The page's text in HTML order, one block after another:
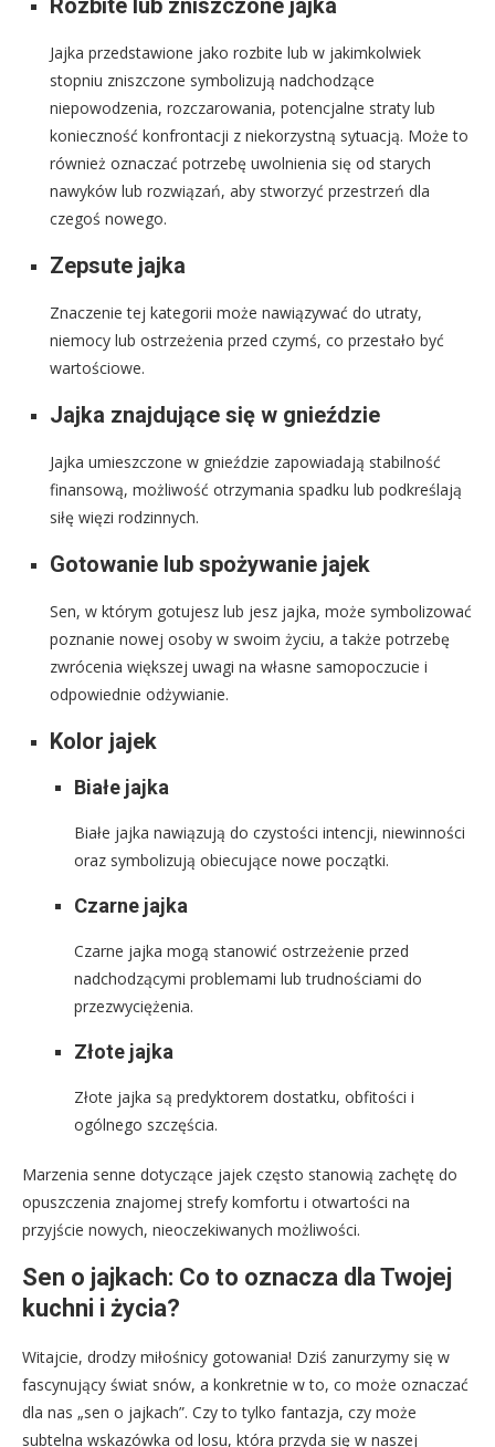
Rozbite lub zniszczone jajka
Jajka przedstawione jako rozbite lub w jakimkolwiek
stopniu zniszczone symbolizują nadchodzące
niepowodzenia, rozczarowania, potencjalne straty lub
konieczność konfrontacji z niekorzystną sytuacją. Może to
również oznaczać potrzebę uwolnienia się od starych
nawyków lub rozwiązań, aby stworzyć przestrzeń dla
czegoś nowego.
Zepsute jajka
Znaczenie tej kategorii może nawiązywać do utraty,
niemocy lub ostrzeżenia przed czymś, co przestało być
wartościowe.
Jajka znajdujące się w gnieździe
Jajka umieszczone w gnieździe zapowiadają stabilność
finansową, możliwość otrzymania spadku lub podkreślają
siłę więzi rodzinnych.
Gotowanie lub spożywanie jajek
Sen, w którym gotujesz lub jesz jajka, może symbolizować
poznanie nowej osoby w swoim życiu, a także potrzebę
zwrócenia większej uwagi na własne samopoczucie i
odpowiednie odżywianie.
Kolor jajek
Białe jajka
Białe jajka nawiązują do czystości intencji, niewinności
oraz symbolizują obiecujące nowe początki.
Czarne jajka
Czarne jajka mogą stanowić ostrzeżenie przed
nadchodzącymi problemami lub trudnościami do
przezwyciężenia.
Złote jajka
Złote jajka są predyktorem dostatku, obfitości i
ogólnego szczęścia.
Marzenia senne dotyczące jajek często stanowią zachętę do
opuszczenia znajomej strefy komfortu i otwartości na
przyjście nowych, nieoczekiwanych możliwości.
Sen o jajkach: Co to oznacza dla Twojej
kuchni i życia?
Witajcie, drodzy miłośnicy gotowania! Dziś zanurzymy się w
fascynujący świat snów, a konkretnie w to, co może oznaczać
dla nas „sen o jajkach”. Czy to tylko fantazja, czy może
subtelna wskazówka od losu, która przyda się w naszej